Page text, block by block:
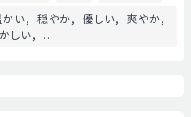
かい 穏やか 優しい
爽やか
しい ...